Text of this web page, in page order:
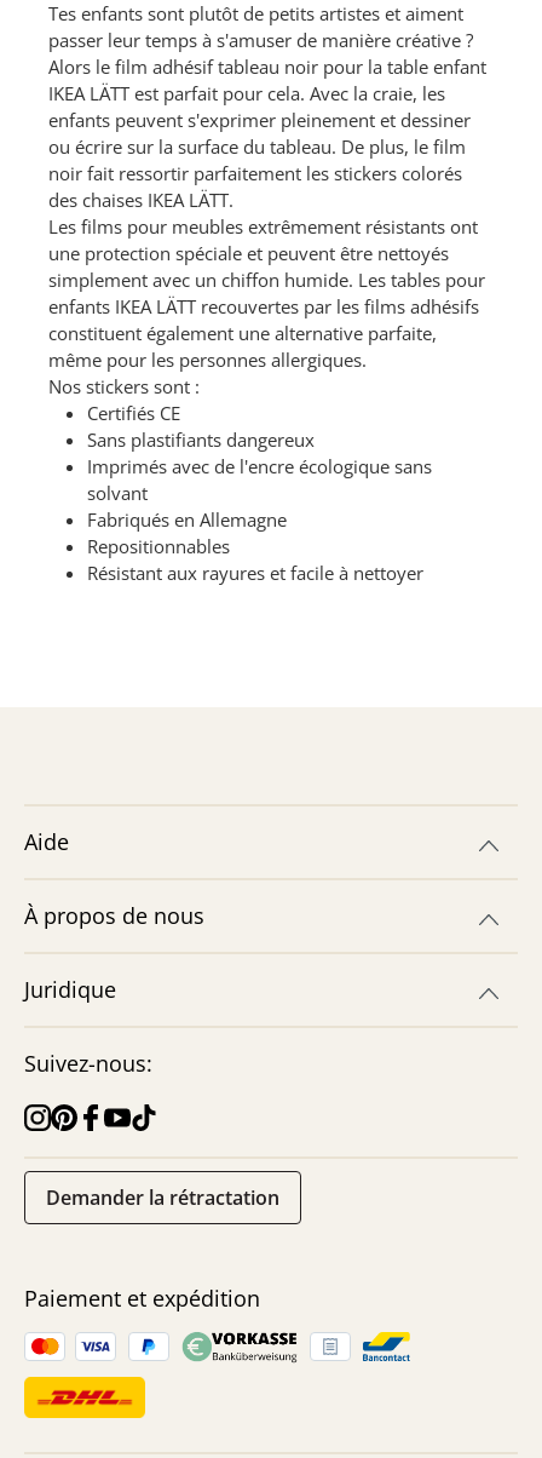
Tes enfants sont plutôt de petits artistes et aiment
passer leur temps à s'amuser de manière créative ?
Alors le film adhésif tableau noir pour la table enfant
IKEA LÄTT est parfait pour cela. Avec la craie, les
enfants peuvent s'exprimer pleinement et dessiner
ou écrire sur la surface du tableau. De plus, le film
noir fait ressortir parfaitement les stickers colorés
des chaises IKEA LÄTT.
Les films pour meubles extrêmement résistants ont
une protection spéciale et peuvent être nettoyés
simplement avec un chiffon humide. Les tables pour
enfants IKEA LÄTT recouvertes par les films adhésifs
constituent également une alternative parfaite,
même pour les personnes allergiques.
Nos stickers sont :
Certifiés CE
Sans plastifiants dangereux
Imprimés avec de l'encre écologique sans
solvant
Fabriqués en Allemagne
Repositionnables
Résistant aux rayures et facile à nettoyer
Aide
À propos de nous
Juridique
Suivez-nous:
Demander la rétractation
Paiement et expédition